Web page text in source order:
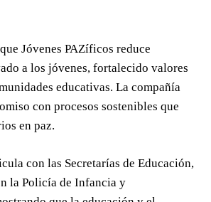
Jóvenes PAZíficos reduce
a los jóvenes, fortalecido valores
educativas. La compañía
con procesos sostenibles que
en paz.
con las Secretarías de Educación,
la Policía de Infancia y